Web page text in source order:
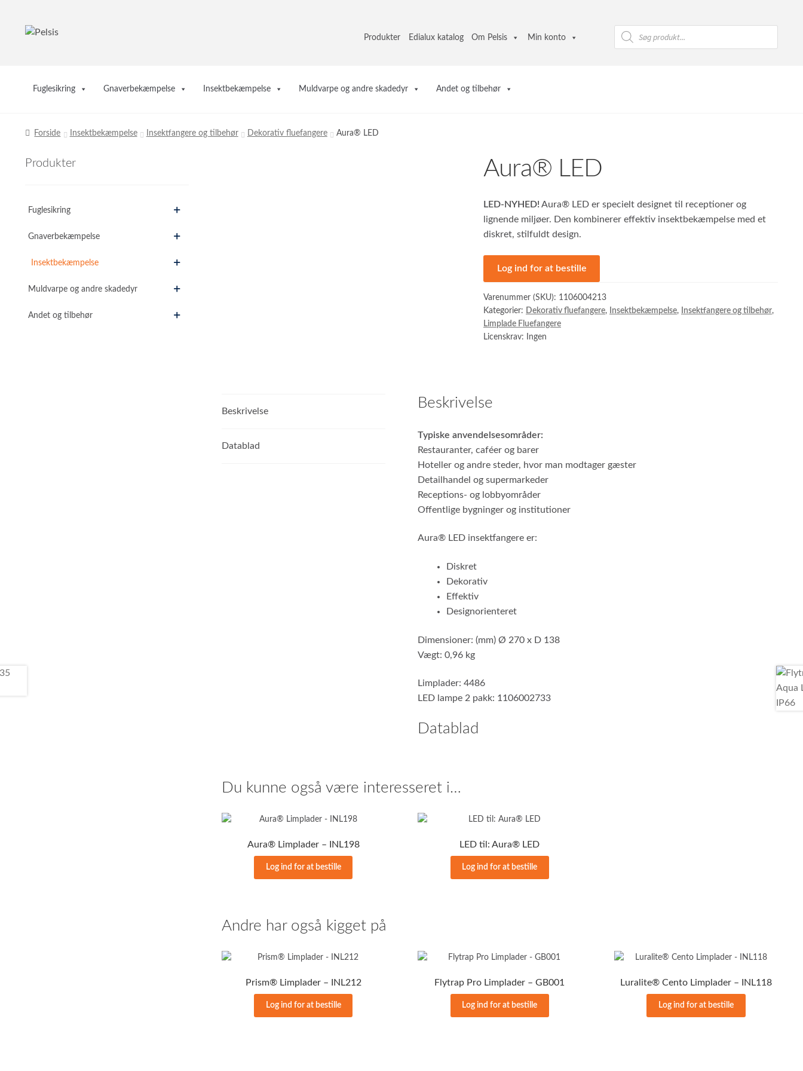
Spring
Spring
Produkter Edialux katalog Om Pelsis Min konto
Products
search
Fuglesikring Gnaverbekæmpelse Insektbekæmpelse Muldvarpe og andre skadedyr Andet og tilbehør
Forside Insektbekæmpelse Insektfangere og tilbehør Dekorativ fluefangere Aura® LED
Aura® LED
LED-NYHED!Aura® LED er specielt designet til receptioner og
lignende miljøer. Den kombinerer effektiv insektbekæmpelse med et
diskret, stilfuldt design.
Log ind for at bestille
Varenummer (SKU): 1106004213
Kategorier: Dekorativ fluefangere, Insektbekæmpelse, Insektfangere og tilbehør,
Limplade Fluefangere
Licenskrav: Ingen
Beskrivelse
Datablad
Beskrivelse
Typiske anvendelsesområder:
Restauranter, caféer og barer
Hoteller og andre steder, hvor man modtager gæster
Detailhandel og supermarkeder
Receptions- og lobbyområder
Offentlige bygninger og institutioner
Aura® LED insektfangere er:
Diskret
Dekorativ
Effektiv
Designorienteret
Dimensioner: (mm) Ø 270 x D 138
Vægt: 0,96 kg
Limplader:4486
LED lampe 2 pakk: 1106002733
Datablad
Du kunne også være interesseret i…
Aura® Limplader – INL198
Log ind for at bestille
LED til: Aura® LED
Log ind for at bestille
Andre har også kigget på
Prism® Limplader – INL212
Log ind for at bestille
Flytrap Pro Limplader – GB001
Log ind for at bestille
Luralite® Cento Limplader – INL118
Log ind for at bestille
Produkter
Fuglesikring
Gnaverbekæmpelse
Insektbekæmpelse
Muldvarpe og andre skadedyr
Andet og tilbehør